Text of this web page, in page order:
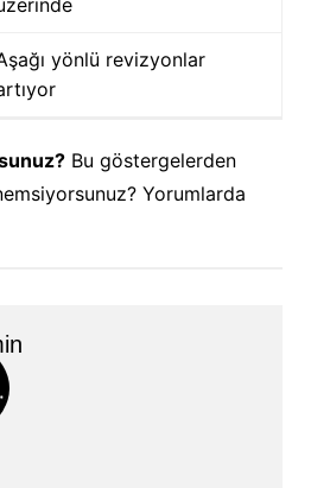
yönlü revizyonlar
Bu göstergelerden
Yorumlarda